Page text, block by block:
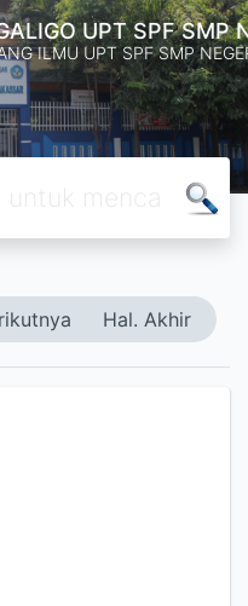
UPT SPF SMP
ILMU UPT SPF SMP
Hal. Akhir